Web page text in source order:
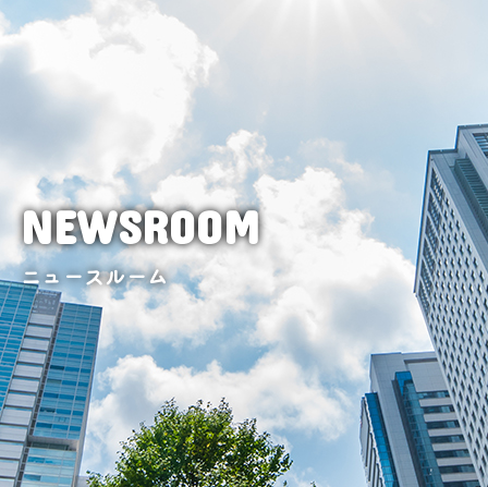
NEWSROOM
ニュースルーム